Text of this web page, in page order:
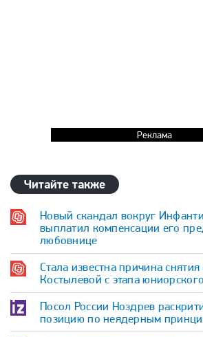
Реклама
Читайте также
Новый скандал вокруг
выплатил компенсации его
любовнице
Стала известна причина
Костылевой с этапа
Посол России Ноздрев
позицию по неядерным